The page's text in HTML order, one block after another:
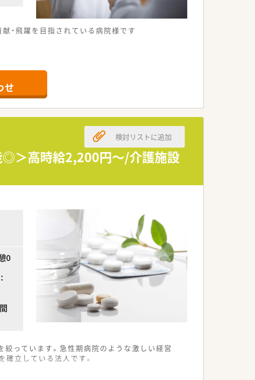
・飛躍を目指されている病院様です
せ
◎＞高時給2,200円～/介護施設
検討リストに追加
0
絞っています。急性期病院のような激しい経営
立している法人です。